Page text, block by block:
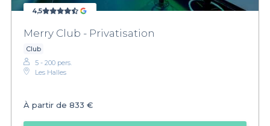
4,5
Merry Club - Privatisation
Club
5 - 200 pers.
Les Halles
À partir de 833 €